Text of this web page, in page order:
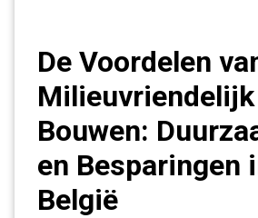
De Voordelen
Bouwen:
en Besparingen
België